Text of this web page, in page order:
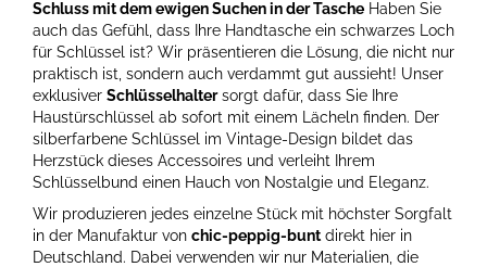
Schluss mit dem ewigen Suchen in der Tasche Haben Sie
auch das Gefühl, dass Ihre Handtasche ein schwarzes Loch
für Schlüssel ist? Wir präsentieren die Lösung, die nicht nur
praktisch ist, sondern auch verdammt gut aussieht! Unser
exklusiver Schlüsselhaltersorgt dafür, dass Sie Ihre
Haustürschlüssel ab sofort mit einem Lächeln finden. Der
silberfarbene Schlüssel im Vintage-Design bildet das
Herzstück dieses Accessoires und verleiht Ihrem
Schlüsselbund einen Hauch von Nostalgie und Eleganz.
Wir produzieren jedes einzelne Stück mit höchster Sorgfalt
in der Manufaktur von chic-peppig-bunt direkt hier in
Deutschland. Dabei verwenden wir nur Materialien, die